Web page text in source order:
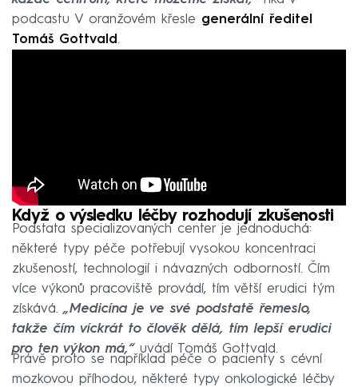
podcastu V oranžovém křesle generální ředitel
Tomáš Gottvald.
Když o výsledku léčby rozhodují zkušenosti
Podstata specializovaných center je jednoduchá:
některé typy péče potřebují vysokou koncentraci
zkušeností, technologií i návazných odborností. Čím
více výkonů pracoviště provádí, tím větší erudici tým
získává.„Medicína je ve své podstatě řemeslo,
takže čím víckrát to člověk dělá, tím lepší erudici
pro ten výkon má,“uvádí Tomáš Gottvald.
Právě proto se například péče o pacienty s cévní
mozkovou příhodou, některé typy onkologické léčby